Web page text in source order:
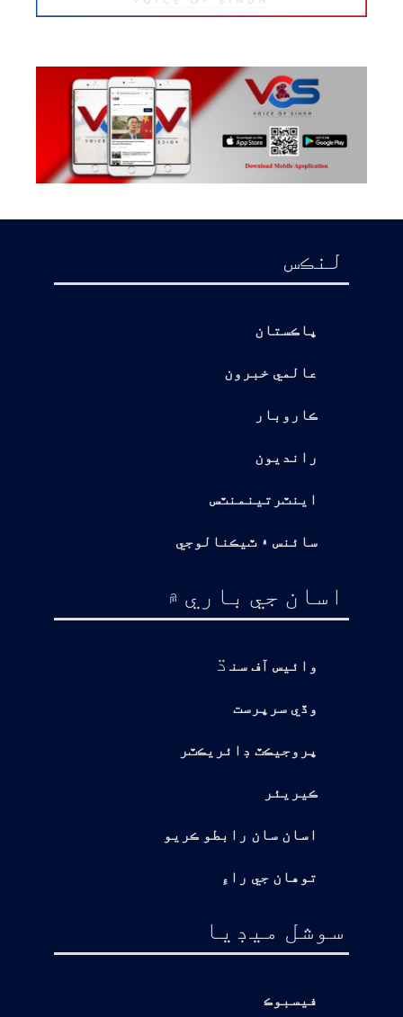
لنڪس
پاڪستان
عالمي خبرون
ڪاروبار
رانديون
اينٽرتينمنٽس
سائنس ۽ ٽيڪنالوجي
اسان جي باري ۾
وائيس آف سن ڌ
وڏي سرپرست
پروجيڪٽ ڊائريڪٽر
ڪيريئر
اسان سان رابطو ڪريو
توهان جي راءِ
سوشل ميڊيا
فيسبوڪ